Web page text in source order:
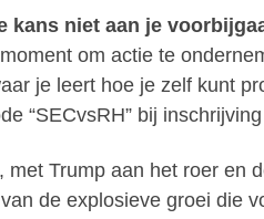
kans niet aan je
om actie te
je leert hoe je zelf kunt
“SECvsRH” bij
met Trump aan het roer en
de explosieve groei die